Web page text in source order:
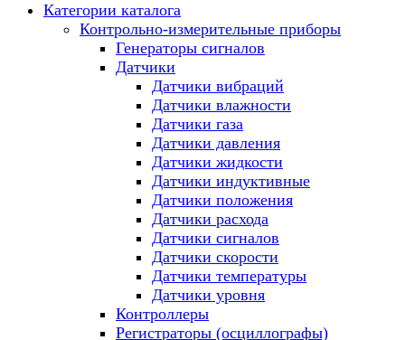
Категории каталога
Контрольно-измерительные приборы
Генераторы сигналов
Датчики
Датчики вибраций
Датчики влажности
Датчики газа
Датчики давления
Датчики жидкости
Датчики индуктивные
Датчики положения
Датчики расхода
Датчики сигналов
Датчики скорости
Датчики температуры
Датчики уровня
Контроллеры
Регистраторы (осциллографы)